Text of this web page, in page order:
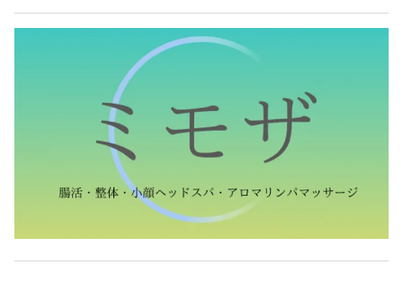
・20代30代活躍中
＜試用期間あり＞ 〜 3ヶ月 / 時給 1,300円 〜 4,000円
週6回 深夜
1日6時間以上、週3日以上出勤できる方
休日